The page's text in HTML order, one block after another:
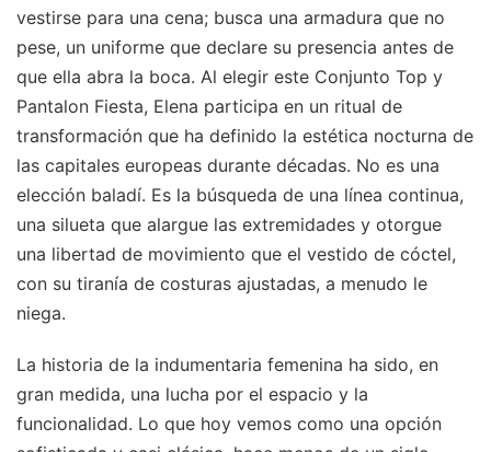
vestirse para una cena; busca una armadura que no
pese, un uniforme que declare su presencia antes de
que ella abra la boca. Al elegir este Conjunto Top y
Pantalon Fiesta, Elena participa en un ritual de
transformación que ha definido la estética nocturna de
las capitales europeas durante décadas. No es una
elección baladí. Es la búsqueda de una línea continua,
una silueta que alargue las extremidades y otorgue
una libertad de movimiento que el vestido de cóctel,
con su tiranía de costuras ajustadas, a menudo le
niega.
La historia de la indumentaria femenina ha sido, en
gran medida, una lucha por el espacio y la
funcionalidad. Lo que hoy vemos como una opción